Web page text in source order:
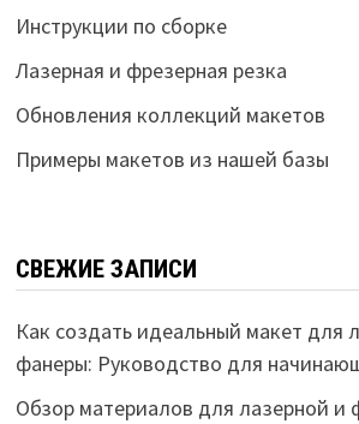
Инструкции по сборке
Лазерная и фрезерная резка
Обновления коллекций макетов
Примеры макетов из нашей базы
СВЕЖИЕ ЗАПИСИ
Как создать идеальный макет для
фанеры: Руководство для
Обзор материалов для лазерной и